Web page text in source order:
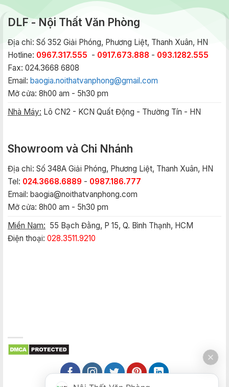
DLF - Nội Thất Văn Phòng
Địa chỉ: Số 352 Giải Phóng, Phương Liệt, Thanh Xuân, HN
Hotline: 0967.317.555 - 0917.673.888 - 093.1282.555
Fax: 024.3668 6808
Email: baogia.noithatvanphong@gmail.com
Mở cửa: 8h00 am - 5h30 pm
Nhà Máy: Lô CN2 - KCN Quất Động - Thường Tín - HN
Showroom và Chi Nhánh
Địa chỉ: Số 348A Giải Phóng, Phương Liệt, Thanh Xuân, HN
Tel: 024.3668.6889 - 0987.186.777
Email: baogia@noithatvanphong.com
Mở cửa: 8h00 am - 5h30 pm
Miền Nam: 55 Bạch Đằng, P 15, Q. Bình Thạnh, HCM
Điện thoại: 028.3511.9210